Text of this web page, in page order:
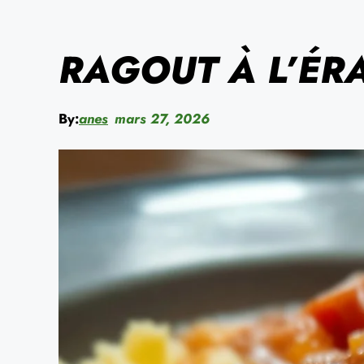
RAGOUT À
By:anes mars 27, 2026